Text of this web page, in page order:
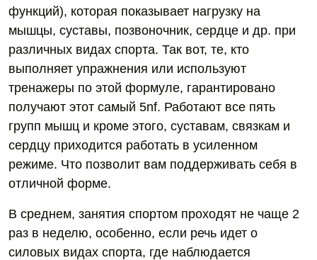
функций), которая показывает нагрузку на
мышцы, суставы, позвоночник, сердце и др. при
различных видах спорта. Так вот, те, кто
выполняет упражнения или используют
тренажеры по этой формуле, гарантировано
получают этот самый 5nf. Работают все пять
групп мышц и кроме этого, суставам, связкам и
сердцу приходится работать в усиленном
режиме. Что позволит вам поддерживать себя в
отличной форме.
В среднем, занятия спортом проходят не чаще 2
раз в неделю, особенно, если речь идет о
силовых видах спорта, где наблюдается